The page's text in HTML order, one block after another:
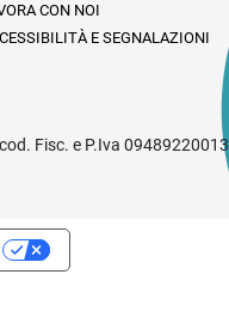
CON NOI
E SEGNALAZIONI
Fisc. e P.Iva 09489220013